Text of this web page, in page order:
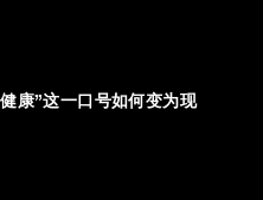
康”这一口号如何变为现